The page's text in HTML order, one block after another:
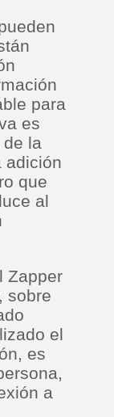
para
es
de la
adición
que
al
Zapper
sobre
el
es
a